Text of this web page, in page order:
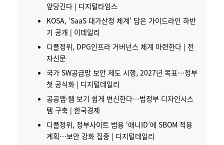
앞당긴다 | 디지털타임스
KOSA, ‘SaaS 대가산정 체계’ 담은 가이드라인 하반
기 공개 | 이데일리
디플정위, DPG인프라 거버넌스 체계 마련한다 | 전
자신문
국가 SW공급망 보안 제도 시행, 2027년 목표…정부
첫 공식화 | 디지털데일리
공공앱·웹 보기 쉽게 변신한다…범정부 디자인시스
템 구축 | 한국경제
디플정위, 정부사이트 범용 ‘애니ID’에 SBOM 적용
계획…보안 강화 집중 | 디지털데일리